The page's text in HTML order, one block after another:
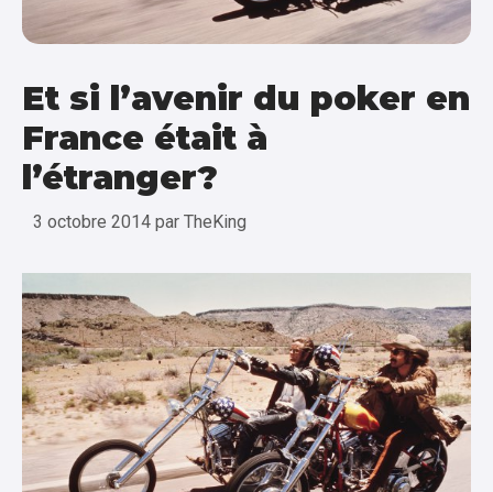
Et si l’avenir du poker en
France était à
l’étranger?
3 octobre 2014 par TheKing